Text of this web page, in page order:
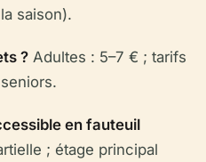
saison).
? Adultes : 5–7 € ; tarifs
en fauteuil
; étage principal